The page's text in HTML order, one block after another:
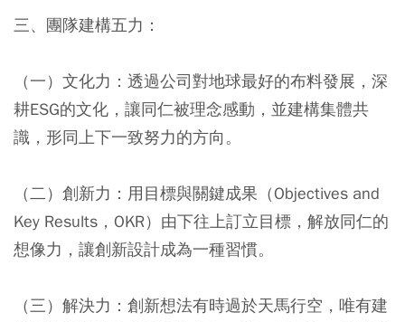
三、團隊建構五力：
（一）文化力：透過公司對地球最好的布料發展，深
耕ESG的文化，讓同仁被理念感動，並建構集體共
識，形同上下一致努力的方向。
（二）創新力：用目標與關鍵成果（Objectives and
Key Results，OKR）由下往上訂立目標，解放同仁的
想像力，讓創新設計成為一種習慣。
（三）解決力：創新想法有時過於天馬行空，唯有建